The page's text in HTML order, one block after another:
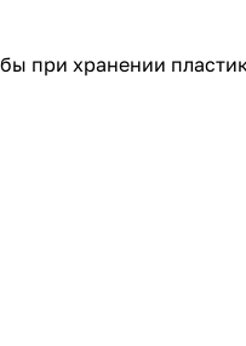
при хранении